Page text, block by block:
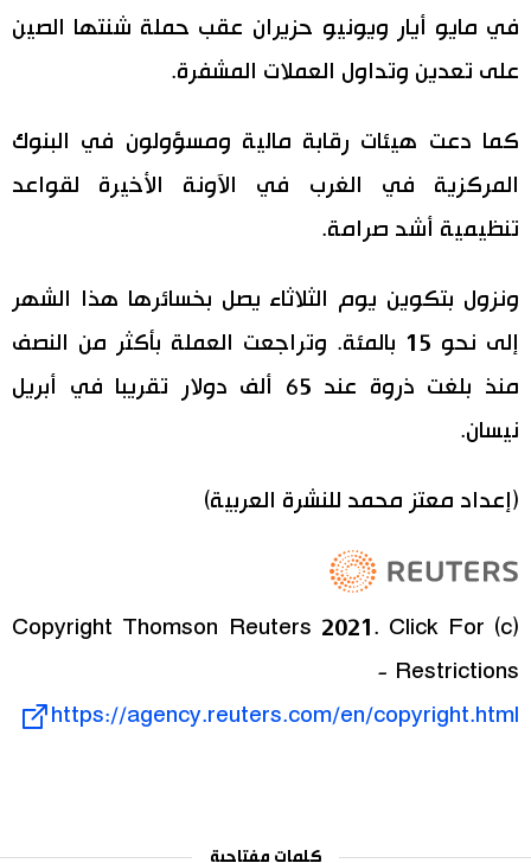
في مايو أيار ويونيو حزيران عقب حملة شنتها الصين
على تعدين وتداول العملات المشفرة.
كما دعت هيئات رقابة مالية ومسؤولون في البنوك
المركزية في الغرب في الآونة الأخيرة لقواعد
تنظيمية أشد صرامة.
ونزول بتكوين يوم الثلاثاء يصل بخسائرها هذا الشهر
إلى نحو 15 بالمئة. وتراجعت العملة بأكثر من النصف
منذ بلغت ذروة عند 65 ألف دولار تقريبا في أبريل
نيسان.
(إعداد معتز محمد للنشرة العربية)
(c) Copyright Thomson Reuters 2021. Click For
Restrictions -
https://agency.reuters.com/en/copyright.html
كلمات مفتاحية